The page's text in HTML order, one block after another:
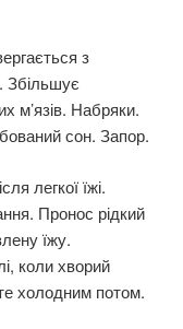
з
Збільшує
м’язів. Набряки.
сон. Запор.
легкої їжі.
Пронос рідкий
їжу.
коли хворий
холодним потом.